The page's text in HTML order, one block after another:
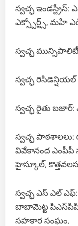
స్వచ్ఛ
ఎక్స్పోర్ట్స్, మహి
స్వచ్ఛ
స్వచ్ఛ రెసిడెన్షియల్
స్వచ్ఛ రైతు
స్వచ్ఛ పాఠశాలలు:
వివేకానంద ఎంపీపీ
హైస్కూల్,
స్వచ్ఛ ఎస్ ఎల్
బాబామెట్ట
సహకార సంఘం.